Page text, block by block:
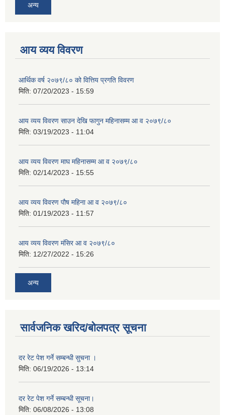
अन्य
आय व्यय विवरण
आर्थिक वर्ष २०७९/८० को वित्तिय प्रगति विवरण
मिति: 07/20/2023 - 15:59
आय व्यय विवरण साउन देखि फागुन महिनासम्म आ व २०७९/८०
मिति: 03/19/2023 - 11:04
आय व्यय विवरण माघ महिनासम्म आ व २०७९/८०
मिति: 02/14/2023 - 15:55
आय व्यय विवरण पौष महिना आ व २०७९/८०
मिति: 01/19/2023 - 11:57
आय व्यय विवरण मंसिर आ व २०७९/८०
मिति: 12/27/2022 - 15:26
अन्य
सार्वजनिक खरिद/बोलपत्र सूचना
दर रेट पेश गर्ने सम्बन्धी सुचना ।
मिति: 06/19/2026 - 13:14
दर रेट पेश गर्ने सम्बन्धी सूचना।
मिति: 06/08/2026 - 13:08